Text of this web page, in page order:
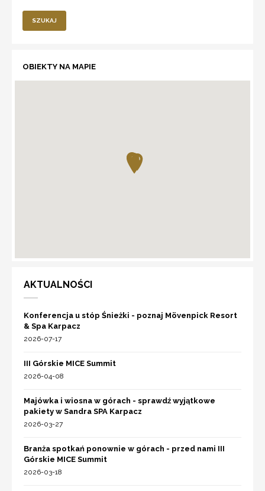
SZUKAJ
OBIEKTY NA MAPIE
AKTUALNOŚCI
Konferencja u stóp Śnieżki - poznaj Mövenpick Resort
& Spa Karpacz
2026-07-17
III Górskie MICE Summit
2026-04-08
Majówka i wiosna w górach - sprawdź wyjątkowe
pakiety w Sandra SPA Karpacz
2026-03-27
Branża spotkań ponownie w górach - przed nami III
Górskie MICE Summit
2026-03-18